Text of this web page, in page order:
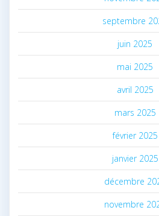
septembre
juin 2025
mai 2025
avril 2025
mars 2025
février 2025
janvier 2025
décembre
novembre